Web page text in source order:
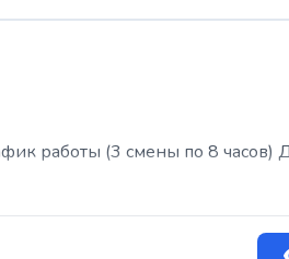
работы (3 смены по 8 часов)